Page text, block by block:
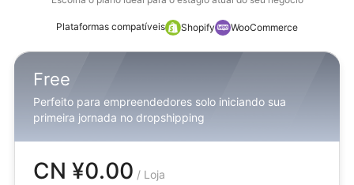
Plataformas compatíveis Shopify WooCommerce
Free
Perfeito para empreendedores solo iniciando sua
primeira jornada no dropshipping
CN ¥0.00 / Loja